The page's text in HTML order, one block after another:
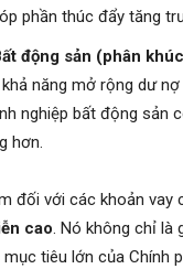
phần thúc đẩy tăng
động sản (phân
năng mở rộng dư
nghiệp bất động sản
hơn.
đối với các khoản vay
cao. Nó không chỉ là
tiêu lớn của Chính